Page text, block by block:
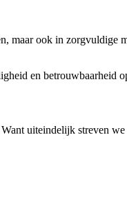
maar ook in zorgvuldige
en betrouwbaarheid
uiteindelijk streven